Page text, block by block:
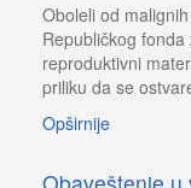
Oboleli od
Republičkog
reproduktivni
priliku da se
Opširnije